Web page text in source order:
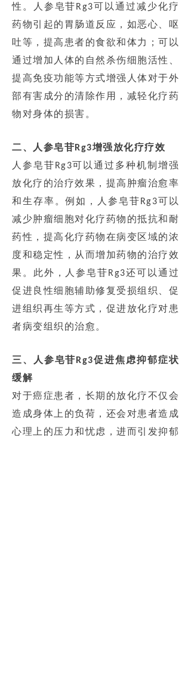
性。人参皂苷 Rg3可以通过减少化疗
药物引起的胃肠道反应，如恶心、呕
吐等，提高患者的食欲和体力；可以
通过增加人体的自然杀伤细胞活性、
提高免疫功能等方式增强人体对于外
部有害成分的清除作用，减轻化疗药
物对身体的损害。
二、人参皂苷 Rg3增强放化疗疗效
人参皂苷 Rg3可以通过多种机制增强
放化疗的治疗效果，提高肿瘤治愈率
和生存率。例如，人参皂苷 Rg3可以
减少肿瘤细胞对化疗药物的抵抗和耐
药性，提高化疗药物在病变区域的浓
度和稳定性，从而增加药物的治疗效
果。此外，人参皂苷 Rg3还可以通过
促进良性细胞辅助修复受损组织、促
进组织再生等方式，促进放化疗对患
者病变组织的治愈。
三、人参皂苷 Rg3促进焦虑抑郁症状
缓解
对于癌症患者，长期的放化疗不仅会
造成身体上的负荷，还会对患者造成
心理上的压力和忧虑，进而引发抑郁